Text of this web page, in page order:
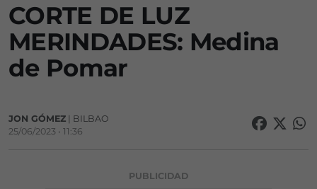
CORTE DE LUZ
MERINDADES: Medina
de Pomar
JON GÓMEZ | BILBAO
25/06/2023 • 11:36
PUBLICIDAD